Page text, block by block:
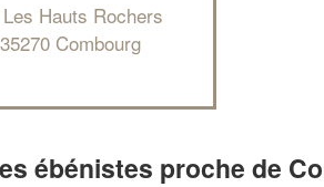
Hauts Rochers
35270 Combourg
ébénistes proche de